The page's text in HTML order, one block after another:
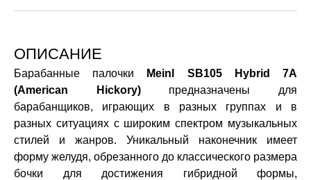
ОПИСАНИЕ
Барабанные палочки
Meinl SB105 Hybrid 7A
(American Hickory)предназначены для
барабанщиков, играющих в разных группах и в
разных ситуациях с широким спектром музыкальных
стилей и жанров. Уникальный наконечник имеет
форму желудя, обрезанного до классического размера
бочки для достижения гибридной формы,